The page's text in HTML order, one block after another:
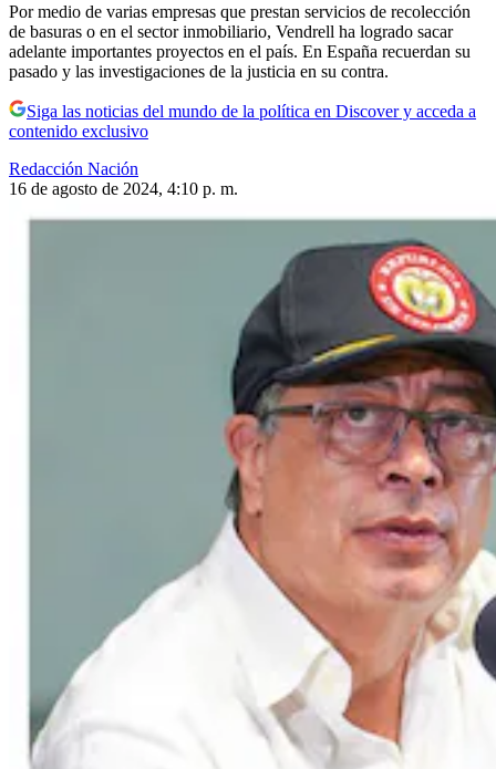
Por medio de varias empresas que prestan servicios de recolección
de basuras o en el sector inmobiliario, Vendrell ha logrado sacar
adelante importantes proyectos en el país. En España recuerdan su
pasado y las investigaciones de la justicia en su contra.
Siga las noticias del mundo de la política en Discover y acceda a
contenido exclusivo
Redacción Nación
16 de agosto de 2024, 4:10 p. m.